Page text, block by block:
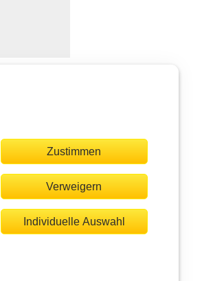
Zustimmen
Verweigern
Individuelle Auswahl